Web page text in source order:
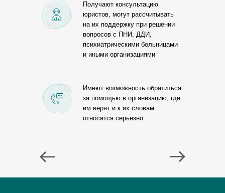
Имеют возможность обратиться
за помощью в организацию, где
им верят и к их словам
относятся серьезно
Получают консультацию
юристов, могут рассчитывать
на их поддержку при решении
вопросов с ПНИ, ДДИ,
психиатрическими больницами
и иными организациями